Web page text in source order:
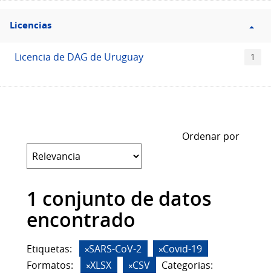
Filtro
Licencias
Licencias
Licencia de DAG de Uruguay 1
Ordenar por
1 conjunto de datos
encontrado
Etiquetas: SARS-CoV-2
Covid-19
Formatos:
XLSX CSV
Categorias: